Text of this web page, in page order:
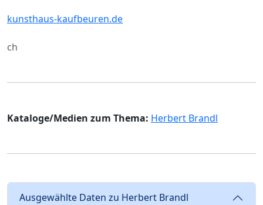
kunsthaus-kaufbeuren.de
ch
Kataloge/Medien zum Thema: Herbert Brandl
Ausgewählte Daten zu Herbert Brandl